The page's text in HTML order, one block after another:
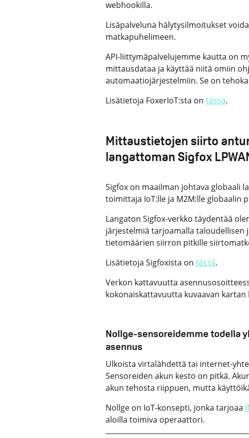
webhookilla.
Lisäpalveluna hälytysilmoitukset
matkapuhelimeen.
API-liittymäpalvelujemme kautta on
mittausdataa ja käyttää niitä omiin
automaatiojärjestelmiin. Se on
Lisätietoja FoxerIoT:sta on tässä.
Mittaustietojen siirto
langattoman Sigfox
Sigfox on maailman johtava globaali
toimittaja IoT:lle ja M2M:lle globaalin
Langaton Sigfox-verkko täydentää
järjestelmiä tarjoamalla taloudellisen
tietomäärien siirron pitkille
Lisätietoja Sigfoxista on tässä.
Verkon kattavuutta
kokonaiskattavuutta kuvaavan kartan
Nollge-sensoreidemme todella
asennus
Ulkoista virtalähdettä tai internet-
Sensoreiden akun kesto on pitkä.
akun tehosta riippuen, mutta
Nollge on IoT-konsepti, jonka tarjoaa
aloilla toimiva operaattori.